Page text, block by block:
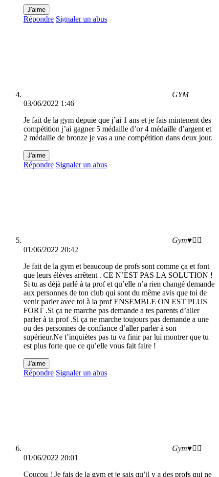
J'aime
Répondre Signaler un abus
GYM
03/06/2022 1:46
Je fait de la gym depuie que j’ai 1 ans et je fais mintenent des
compétition j’ai gagner 5 médaille d’or 4 médaille d’argent et
2 médaille de bronze je vas a une compétition dans deux jour.
J'aime
Répondre Signaler un abus
Gym♥️🤸‍♀️
01/06/2022 20:42
Je fait de la gym et beaucoup de profs sont comme ça et font
que leurs élèves arrêtent . CE N’EST PAS LA SOLUTION !
Si tu as déjà parlé à ta prof et qu’elle n’a rien changé demande
aux personnes de ton club qui sont du même avis que toi de
venir parler avec toi à la prof ENSEMBLE ON EST PLUS
FORT .Si ça ne marche pas demande a tes parents d’aller
parler à ta prof .Si ça ne marche toujours pas demande a une
ou des personnes de confiance d’aller parler à son
supérieur.Ne t’inquiètes pas tu va finir par lui montrer que tu
est plus forte que ce qu’elle vous fait faire !
J'aime
Répondre Signaler un abus
Gym♥️🤸‍♀️
01/06/2022 20:01
Coucou ! Je fais de la gym et je sais qu’il y a des profs qui ne